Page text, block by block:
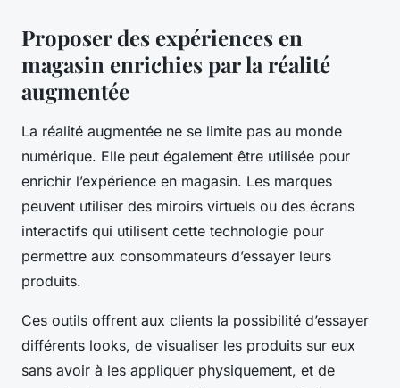
Proposer des expériences en
magasin enrichies par la réalité
augmentée
La réalité augmentée ne se limite pas au monde
numérique. Elle peut également être utilisée pour
enrichir l’expérience en magasin. Les marques
peuvent utiliser des miroirs virtuels ou des écrans
interactifs qui utilisent cette technologie pour
permettre aux consommateurs d’essayer leurs
produits.
Ces outils offrent aux clients la possibilité d’essayer
différents looks, de visualiser les produits sur eux
sans avoir à les appliquer physiquement, et de